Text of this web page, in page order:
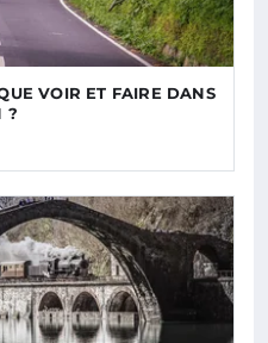
VOIR ET FAIRE DANS
?